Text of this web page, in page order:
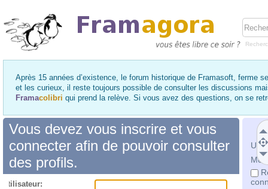
Après 15 années d’existence, le forum historique de Framasoft, ferme
et les curieux, il reste toujours possible de consulter les discussions
Framacolibri qui prend la relève. Si vous avez des questions, on se
Mot
Vous devez vous inscrire et vous
connecter afin de pouvoir consulter
des profils.